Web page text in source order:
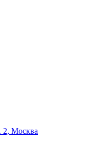
2, Москва